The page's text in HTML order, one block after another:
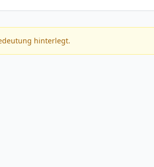
hinterlegt.